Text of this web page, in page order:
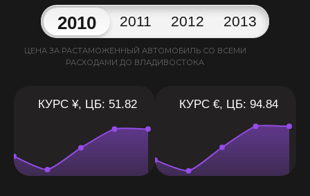
2010 2011 2012 2013
ЦЕНА ЗА РАСТАМОЖЕННЫЙ АВТОМОБИЛЬ СО ВСЕМИ
РАСХОДАМИ ДО ВЛАДИВОСТОКА
КУРС ¥, ЦБ: 51.82 КУРС €, ЦБ: 94.84